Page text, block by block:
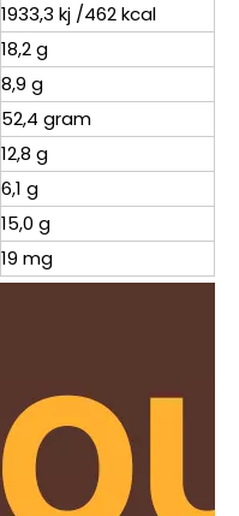
1933,3 kj /462 kcal
18,2 g
8,9 g
52,4 gram
12,8 g
6,1 g
15,0 g
19 mg